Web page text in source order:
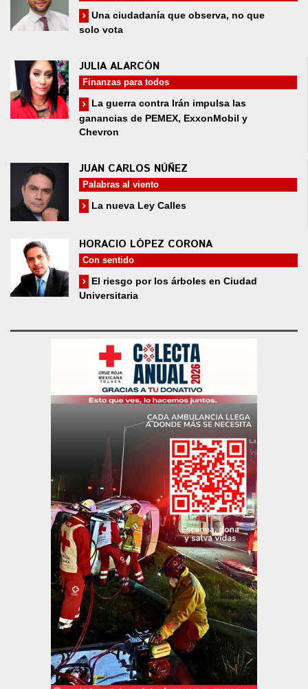
Una ciudadanía que observa, no que
solo vota
JULIA ALARCÓN
Finanzas para todos
La guerra contra Irán impulsa las
ganancias de PEMEX, ExxonMobil y
Chevron
JUAN CARLOS NÚÑEZ
Palabras al viento
La nueva Ley Calles
HORACIO LÓPEZ CORONA
Con sentido
El riesgo por los árboles en Ciudad
Universitaria